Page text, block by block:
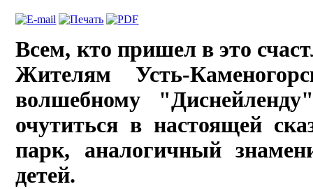
Всем, кто пришел в это
Жителям Усть-
волшебному
очутиться в настоя­щей
парк, аналогичный
детей.